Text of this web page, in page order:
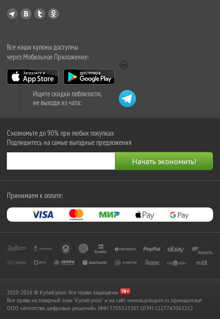
Все наши купоны доступны
через Мобильное Приложение:
Ищите скидки поблизости,
не выходя из чата:
Сэкономьте до 90% при любых покупках
Подпишитесь на самые выгодные предложения
Принимаем к оплате:
2010-2026 © КупиКупон. Все права защищены.
Все права на товарный знак "КупиКупон" и на сайт www.kupikupon.ru принадлежат
OOO «Агентство цифровых решений» ИНН 7705523387, ОГРН 1127747063212